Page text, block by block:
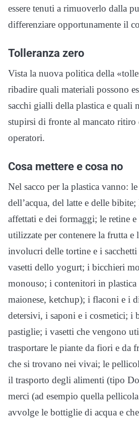
essere tenuti a rimuoverlo dalla
differenziare opportunamente il
Tolleranza zero
Vista la nuova politica della
ribadire quali materiali possono
sacchi gialli della plastica e quali
stupirsi di fronte al mancato ritiro
operatori.
Cosa mettere e cosa no
Nel sacco per la plastica vanno:
dell’acqua, del latte e delle
affettati e dei formaggi; le retine e
utilizzate per contenere la frutta e
involucri delle tortine e i
vasetti dello yogurt; i bicchieri
monouso; i contenitori in plastica
maionese, ketchup); i flaconi e i
detersivi, i saponi e i cosmetici; i
pastiglie; i vasetti che vengono
trasportare le piante da fiori e da
che si trovano nei vivai; le
il trasporto degli alimenti (tipo
merci (ad esempio quella
avvolge le bottiglie di acqua e